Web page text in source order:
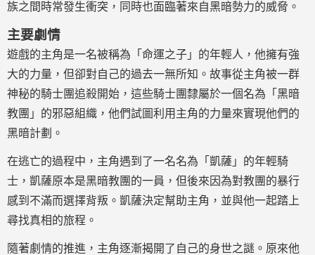
族之間時常發生衝突，同時也面臨著來自黑暗勢力的威脅。
主要劇情
遊戲的主角是一名被稱為「命運之子」的年輕人，他擁有強
大的力量，但卻對自己的過去一無所知。故事從主角被一群
神秘的騎士團追殺開始，這些騎士團隸屬於一個名為「黑暗
教團」的邪惡組織，他們試圖利用主角的力量來實現他們的
黑暗計劃。
在逃亡的過程中，主角遇到了一名名為「凱薩」的年輕騎
士，凱薩原本是黑暗教團的一員，但後來因為對教團的暴行
感到不滿而選擇背叛。凱薩決定幫助主角，並與他一起踏上
尋找真相的旅程。
隨著劇情的推進，主角逐漸揭開了自己的身世之謎。原來他